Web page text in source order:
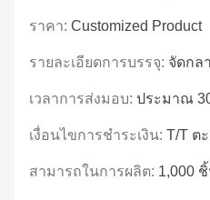
ราคา: Customized Product
รายละเอียดการบรรจุ: จัดกล
เวลาการส่งมอบ: ประมาณ
เงื่อนไขการชำระเงิน: T/T ต
สามารถในการผลิต: 1,000